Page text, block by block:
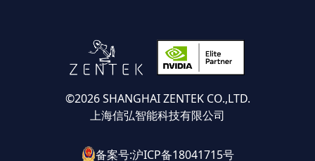
©2026 SHANGHAI ZENTEK CO.,LTD.
上海信弘智能科技有限公司
备案号:沪ICP备18041715号